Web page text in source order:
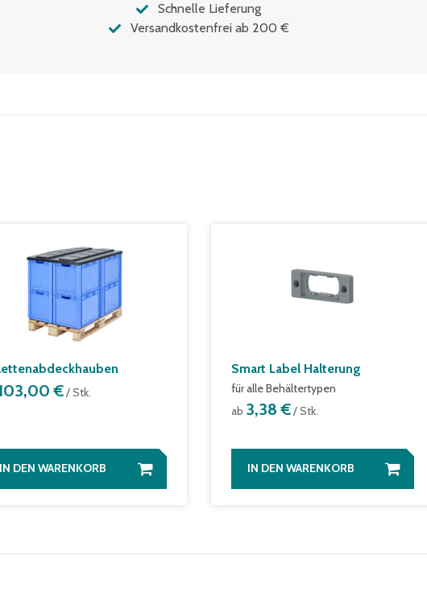
Schnelle Lieferung
Versandkostenfrei ab 200 €
€/ Stk.
IN DEN WARENKORB
Smart Label Halterung
für alle Behältertypen
ab 3,38 €/ Stk.
IN DEN WARENKORB